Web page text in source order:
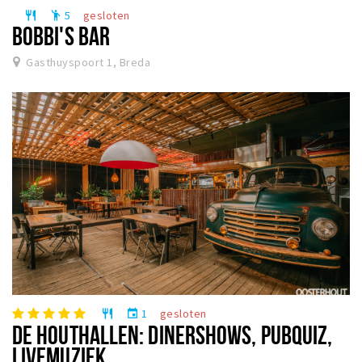
restaurant emoji_people 5 gesloten
BOBBI'S BAR
Gasthuyspoort 1, Breda
restaurant event 1 gesloten
DE HOUTHALLEN: DINERSHOWS, PUBQUIZ,